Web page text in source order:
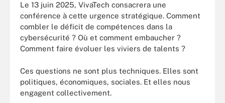
Le 13 juin 2025, VivaTech consacrera une
conférence à cette urgence stratégique. Comment
combler le déficit de compétences dans la
cybersécurité ? Où et comment embaucher ?
Comment faire évoluer les viviers de talents ?
Ces questions ne sont plus techniques. Elles sont
politiques, économiques, sociales. Et elles nous
engagent collectivement.